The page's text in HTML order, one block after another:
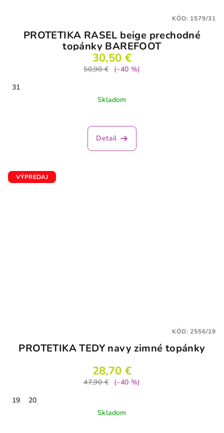
PROTETIKA RASEL beige prechodné
topánky BAREFOOT
30,50 €
50,90 €
(–40 %)
31
Skladom
Detail
KÓD: 1579/31
VÝPREDAJ
PROTETIKA TEDY navy zimné topánky
28,70 €
47,90 €
(–40 %)
19
20
Skladom
KÓD:2556/19